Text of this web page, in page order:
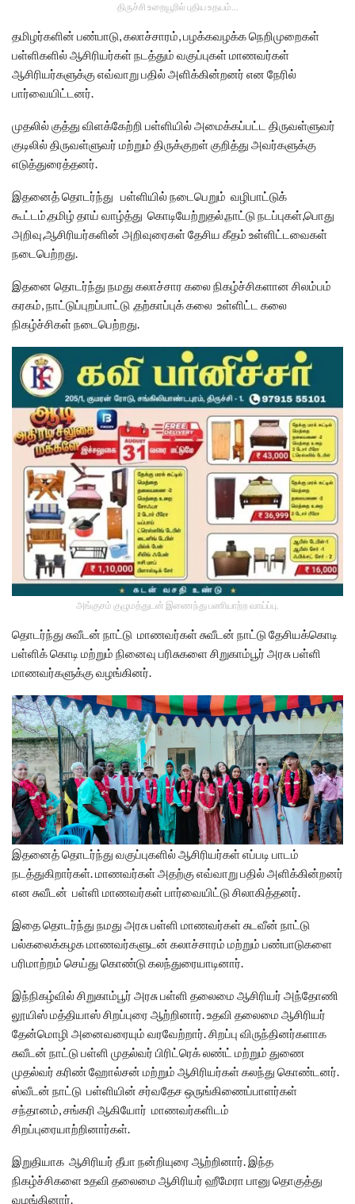
திருச்சி உறையூரில் புதிய உதயம்...
தமிழர்களின் பண்பாடு, கலாச்சாரம், பழக்கவழக்க நெறிமுறைகள்
பள்ளிகளில் ஆசிரியர்கள் நடத்தும் வகுப்புகள் மாணவர்கள்
ஆசிரியர்களுக்கு எவ்வாறு பதில் அளிக்கின்றனர் என நேரில்
பார்வையிட்டனர்.
முதலில் குத்து விளக்கேற்றி பள்ளியில் அமைக்கப்பட்ட திருவள்ளுவர்
குடிலில் திருவள்ளுவர் மற்றும் திருக்குறள் குறித்து அவர்களுக்கு
எடுத்துரைத்தனர்.
இதனைத் தொடர்ந்து பள்ளியில் நடைபெறும் வழிபாட்டுக்
கூட்டம்,தமிழ் தாய் வாழ்த்து கொடியேற்றுதல்,நாட்டு நடப்புகள்,பொது
அறிவு,ஆசிரியர்களின் அறிவுரைகள் தேசிய கீதம் உள்ளிட்டவைகள்
நடைபெற்றது.
இதனை தொடர்ந்து நமது கலாச்சார கலை நிகழ்ச்சிகளான சிலம்பம்
கரகம், நாட்டுப்புறப்பாட்டு ,தற்காப்புக் கலை உள்ளிட்ட கலை
நிகழ்ச்சிகள் நடைபெற்றது.
அங்குசம் குழுமத்துடன் இணைந்து பணியாற்ற வாய்ப்பு.
தொடர்ந்து சுவீடன் நாட்டு மாணவர்கள் சுவீடன் நாட்டு தேசியக்கொடி
பள்ளிக் கொடி மற்றும் நினைவு பரிசுகளை சிறுகாம்பூர் அரசு பள்ளி
மாணவர்களுக்கு வழங்கினர்.
இதனைத் தொடர்ந்து வகுப்புகளில் ஆசிரியர்கள் எப்படி பாடம்
நடத்துகிறார்கள். மாணவர்கள் அதற்கு எவ்வாறு பதில் அளிக்கின்றனர்
என சுவீடன் பள்ளி மாணவர்கள் பார்வையிட்டு சிலாகித்தனர்.
இதை தொடர்ந்து நமது அரசு பள்ளி மாணவர்கள் சுடவீன் நாட்டு
பல்கலைக்கழக மாணவர்களுடன் கலாச்சாரம் மற்றும் பண்பாடுகளை
பரிமாற்றம் செய்து கொண்டு கலந்துரையாடினார்.
இந்நிகழ்வில் சிறுகாம்பூர் அரசு பள்ளி தலைமை ஆசிரியர் அந்தோணி
லூயிஸ் மத்தியாஸ் சிறப்புரை ஆற்றினார். உதவி தலைமை ஆசிரியர்
தேன்மொழி அனைவரையும் வரவேற்றார். சிறப்பு விருந்தினர்களாக
சுவீடன் நாட்டு பள்ளி முதல்வர் பிரிட்ரெக் லண்ட் மற்றும் துணை
முதல்வர் கரிண் ஹோல்சன் மற்றும் ஆசிரியர்கள் கலந்து கொண்டனர்.
ஸ்வீடன் நாட்டு பள்ளியின் சர்வதேச ஒருங்கிணைப்பாளர்கள்
சந்தானம், சங்கரி ஆகியோர் மாணவர்களிடம்
சிறப்புரையாற்றினார்கள்.
இறுதியாக ஆசிரியர் தீபா நன்றியுரை ஆற்றினார். இந்த
நிகழ்ச்சிகளை உதவி தலைமை ஆசிரியர் ஹீமேரா பானு தொகுத்து
வழங்கினார்.